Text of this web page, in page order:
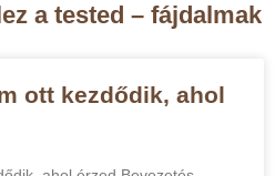
a tested – fájdalmak
ott kezdődik, ahol